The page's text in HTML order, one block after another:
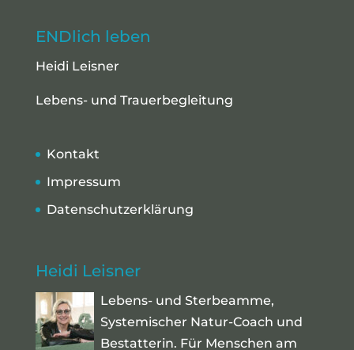
ENDlich leben
Heidi Leisner
Lebens- und Trauerbegleitung
Kontakt
Impressum
Datenschutzerklärung
Heidi Leisner
Lebens- und Sterbeamme,
Systemischer Natur-Coach und
Bestatterin. Für Menschen am